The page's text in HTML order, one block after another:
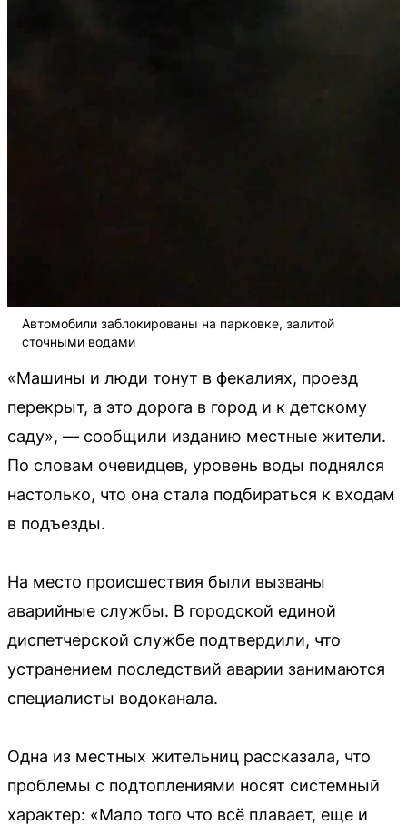
Автомобили заблокированы на парковке, залитой
сточными водами
«Машины и люди тонут в фекалиях, проезд
перекрыт, а это дорога в город и к детскому
саду», — сообщили изданию местные жители.
По словам очевидцев, уровень воды поднялся
настолько, что она стала подбираться к входам
в подъезды.
На место происшествия были вызваны
аварийные службы. В городской единой
диспетчерской службе подтвердили, что
устранением последствий аварии занимаются
специалисты водоканала.
Одна из местных жительниц рассказала, что
проблемы с подтоплениями носят системный
характер: «Мало того что всё плавает, еще и